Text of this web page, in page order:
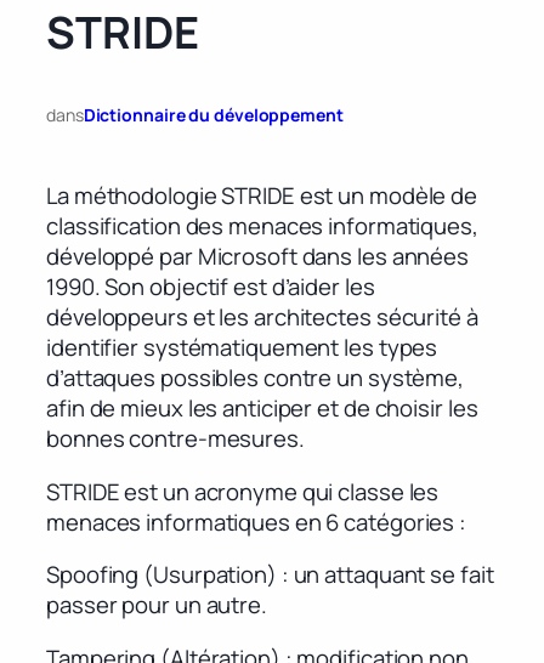
STRIDE
dansDictionnaire du développement
La méthodologie STRIDE est un modèle de
classification des menaces informatiques,
développé par Microsoft dans les années
1990. Son objectif est d’aider les
développeurs et les architectes sécurité à
identifier systématiquement les types
d’attaques possibles contre un système,
afin de mieux les anticiper et de choisir les
bonnes contre-mesures.
STRIDE est un acronyme qui classe les
menaces informatiques en 6 catégories :
Spoofing (Usurpation) : un attaquant se fait
passer pour un autre.